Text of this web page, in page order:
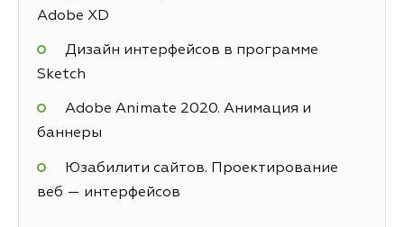
Adobe XD
Дизайн интерфейсов в программе
Sketch
Adobe Animate 2020. Анимация и
баннеры
Юзабилити сайтов. Проектирование
веб — интерфейсов